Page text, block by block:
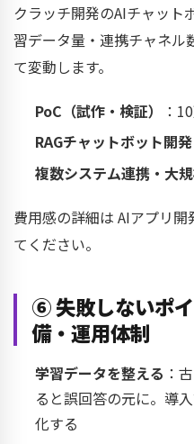
クラッチ開発のAIチャット
習データ量・連携チャネル
て変動します。
PoC（試作・検証）
：
RAGチャットボット開発
複数システム連携・大
費用感の詳細は AIアプリ開
てください。
⑥ 失敗しないポ
備・運用体制
学習データを整える ：
ると誤回答の元に。導
化する